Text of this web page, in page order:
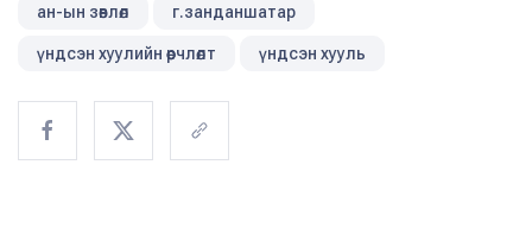
ан-ын зөвлөл г.занданшатар
үндсэн хуулийн өөрчлөлт үндсэн хууль